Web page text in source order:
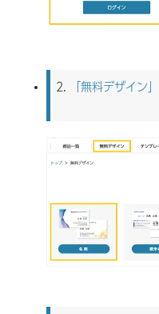
2. 「無料デザイン」